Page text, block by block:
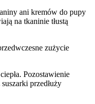
ani kremów do pupy
na tkaninie tłustą
zużycie
Pozostawienie
przedłuży